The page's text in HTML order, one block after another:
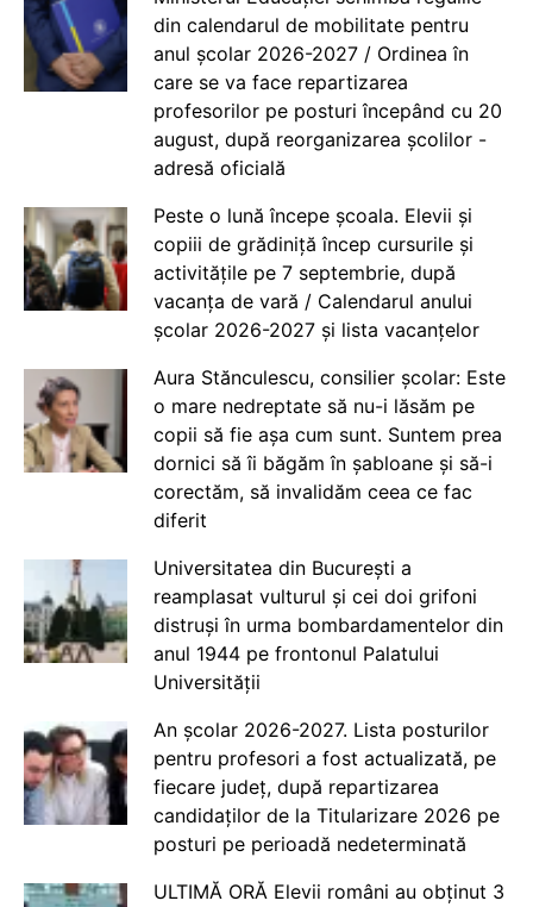
din calendarul de mobilitate pentru
anul școlar 2026-2027 / Ordinea în
care se va face repartizarea
profesorilor pe posturi începând cu 20
august, după reorganizarea școlilor -
adresă oficială
Peste o lună începe școala. Elevii și
copiii de grădiniță încep cursurile și
activitățile pe 7 septembrie, după
vacanța de vară / Calendarul anului
școlar 2026-2027 și lista vacanțelor
Aura Stănculescu, consilier școlar: Este
o mare nedreptate să nu-i lăsăm pe
copii să fie așa cum sunt. Suntem prea
dornici să îi băgăm în șabloane și să-i
corectăm, să invalidăm ceea ce fac
diferit
Universitatea din București a
reamplasat vulturul și cei doi grifoni
distruși în urma bombardamentelor din
anul 1944 pe frontonul Palatului
Universității
An școlar 2026-2027. Lista posturilor
pentru profesori a fost actualizată, pe
fiecare județ, după repartizarea
candidaților de la Titularizare 2026 pe
posturi pe perioadă nedeterminată
ULTIMĂ ORĂ Elevii români au obținut 3